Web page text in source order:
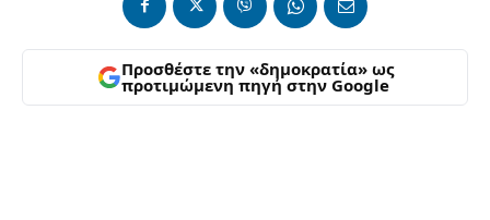
Προσθέστε την «δημοκρατία» ως
προτιμώμενη πηγή στην Google